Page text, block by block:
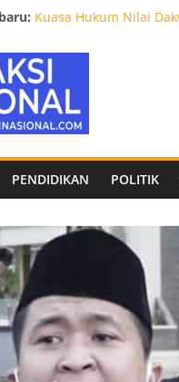
Kuasa Hukum Nilai
Kendal Tornado FC
Empat Tim Fakultas
Biro Hukum
PENDIDIKAN POLITIK